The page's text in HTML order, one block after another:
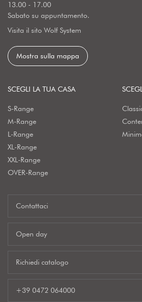
13.00 - 17.00
Sabato su appuntamento.
Visita il sito Wolf System
Mostra sulla mappa
SCEGLI LA TUA CASA
S-Range
M-Range
L-Range
XL-Range
XXL-Range
OVER-Range
Contattaci
Open day
Richiedi catalogo
+39 0472 064000